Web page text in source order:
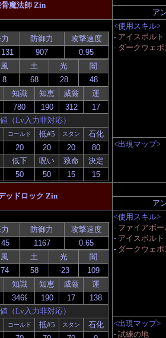
魔法師 Zin
ア
防御力 攻撃速度
風 土 光 闇
知識 知恵 威厳 運
（Lv入力非対応）
コールド 抵#5 スタン 石化
低下 呪い 致命 決定
<使用スキル>
- アイスボルト
- ダークウェポ
<出現マップ>
ッドロック Zin
ア
防御力 攻撃速度
風 土 光 闇
知識 知恵 威厳 運
（Lv入力非対応）
コールド 抵#5 スタン 石化
<使用スキル>
- ファイアボ
- アイスボルト
- ダークウェポ
<出現マップ>
- 試練の地